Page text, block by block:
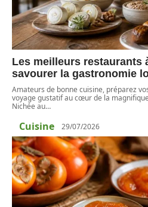
Les meilleurs restaurants
savourer la gastronomie
Amateurs de bonne cuisine, préparez
voyage gustatif au cœur de la
Nichée au…
Cuisine 29/07/2026